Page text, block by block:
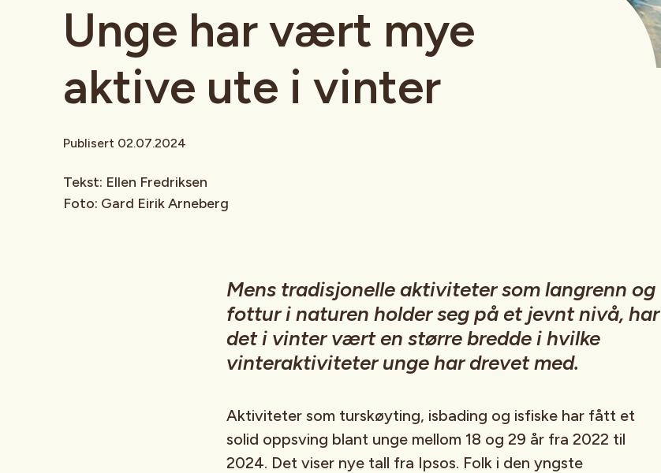
Unge har vært mye
aktive ute i vinter
Publisert 02.07.2024
Tekst: Ellen Fredriksen
Foto: Gard Eirik Arneberg
Mens tradisjonelle aktiviteter som langrenn og
fottur i naturen holder seg på et jevnt nivå, har
det i vinter vært en større bredde i hvilke
vinteraktiviteter unge har drevet med.
Aktiviteter som turskøyting, isbading og isfiske har fått et
solid oppsving blant unge mellom 18 og 29 år fra 2022 til
2024. Det viser nye tall fra Ipsos. Folk i den yngste